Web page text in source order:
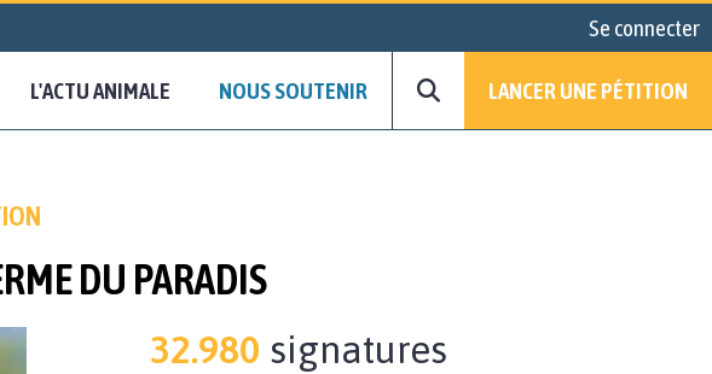
Se connecter
L'ACTU ANIMALE NOUS SOUTENIR LANCER UNE PÉTITION
DU PARADIS
32.980 signatures